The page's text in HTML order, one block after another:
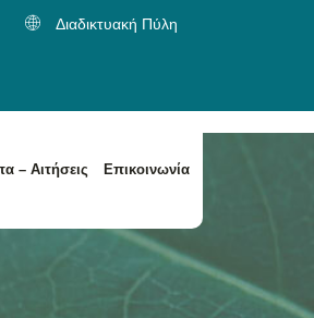
Διαδικτυακή Πύλη
– Αιτήσεις Επικοινωνία